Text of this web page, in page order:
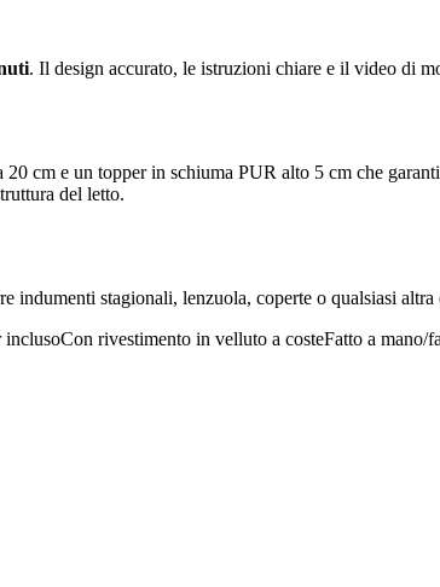
. Il design accurato, le istruzioni chiare e il video di
cm e un topper in schiuma PUR alto 5 cm che
del letto.
stagionali, lenzuola, coperte o qualsiasi
inclusoCon rivestimento in velluto a costeFatto a mano/